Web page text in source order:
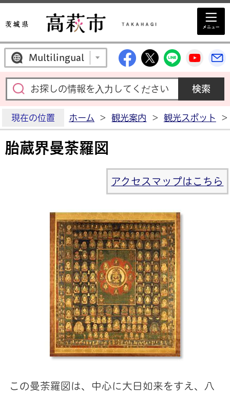
Multilingual 高萩市公式
高萩市公式X
高萩市
高
現在の位置 ホーム > 観光案内 > 観光スポット >
胎蔵界曼荼羅図
アクセスマップはこちら
この曼荼羅図は、中心に大日如来をすえ、八